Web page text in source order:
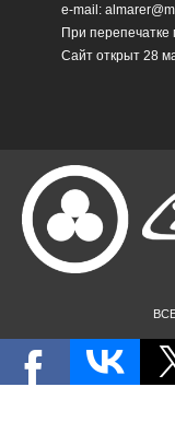
e-mail:
При перепечатке
Сайт открыт 28